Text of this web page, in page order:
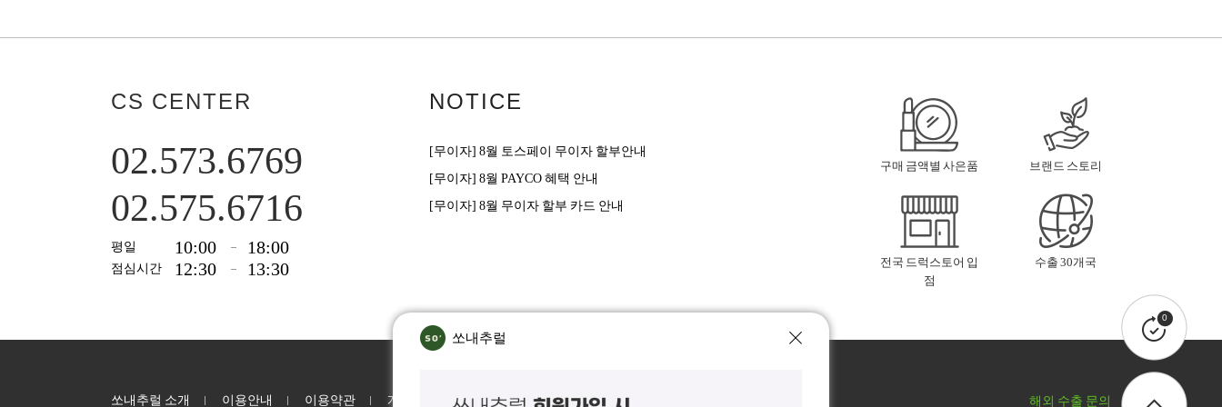
0
CS CENTER
02.573.6769
02.575.6716
평일 10:00 18:00
점심시간 12:30 13:30
NOTICE
[무이자] 8월 토스페이 무이자 할부안내
[무이자] 8월 PAYCO 혜택 안내
[무이자] 8월 무이자 할부 카드 안내
구매 금액별 사은품 브랜드 스토리
전국 드럭스토어 입
점
수출 30개국
쏘내추럴 소개 이용안내 이용약관 개인정보처리방침 회사위치 해외 수출 문의
쏘내추럴